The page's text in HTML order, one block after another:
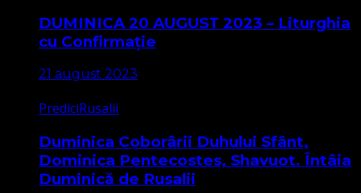
DUMINICA 20 AUGUST 2023 – Liturghia
cu Confirmație
21 august 2023
PrediciRusalii
Duminica Coborârii Duhului Sfânt,
Dominica Pentecostes, Shavuot. Întâia
Duminică de Rusalii